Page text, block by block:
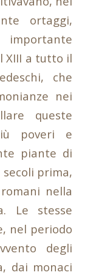
ortaggi,
XIII a tutto il
che
nei
queste
poveri e
piante di
prima,
nella
Le stesse
nel periodo
degli
dai monaci